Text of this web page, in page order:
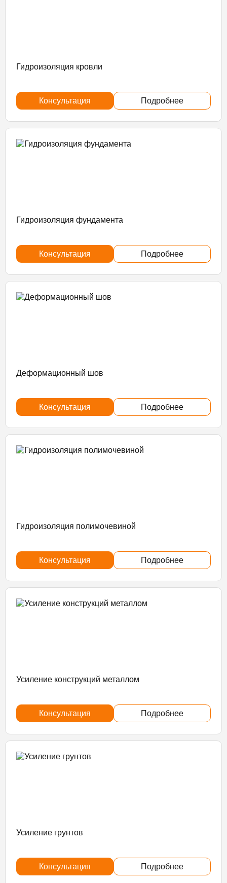
Гидроизоляция кровли
Консультация Подробнее
Гидроизоляция фундамента
Консультация Подробнее
Деформационный шов
Консультация Подробнее
Гидроизоляция полимочевиной
Консультация Подробнее
Усиление конструкций металлом
Консультация Подробнее
Усиление грунтов
Консультация Подробнее